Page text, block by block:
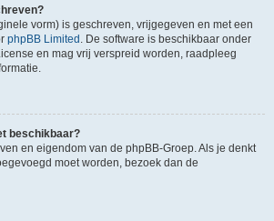
vorm) is geschreven, vrijgegeven en met een
phpBB Limited . De software is beschikbaar onder
en mag vrij verspreid worden, raadpleeg
beschikbaar?
en eigendom van de phpBB-Groep. Als je denkt
moet worden, bezoek dan de